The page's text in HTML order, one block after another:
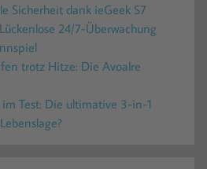
Sicherheit dank ieGeek S7
24/7-Überwachung
trotz Hitze: Die Avoalre
Test: Die ultimative 3-in-1